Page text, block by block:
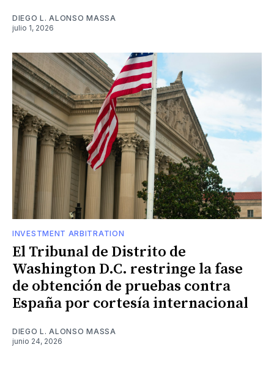
DIEGO L. ALONSO MASSA
julio 1, 2026
INVESTMENT ARBITRATION
El Tribunal de Distrito de
Washington D.C. restringe la fase
de obtención de pruebas contra
España por cortesía internacional
DIEGO L. ALONSO MASSA
junio 24, 2026